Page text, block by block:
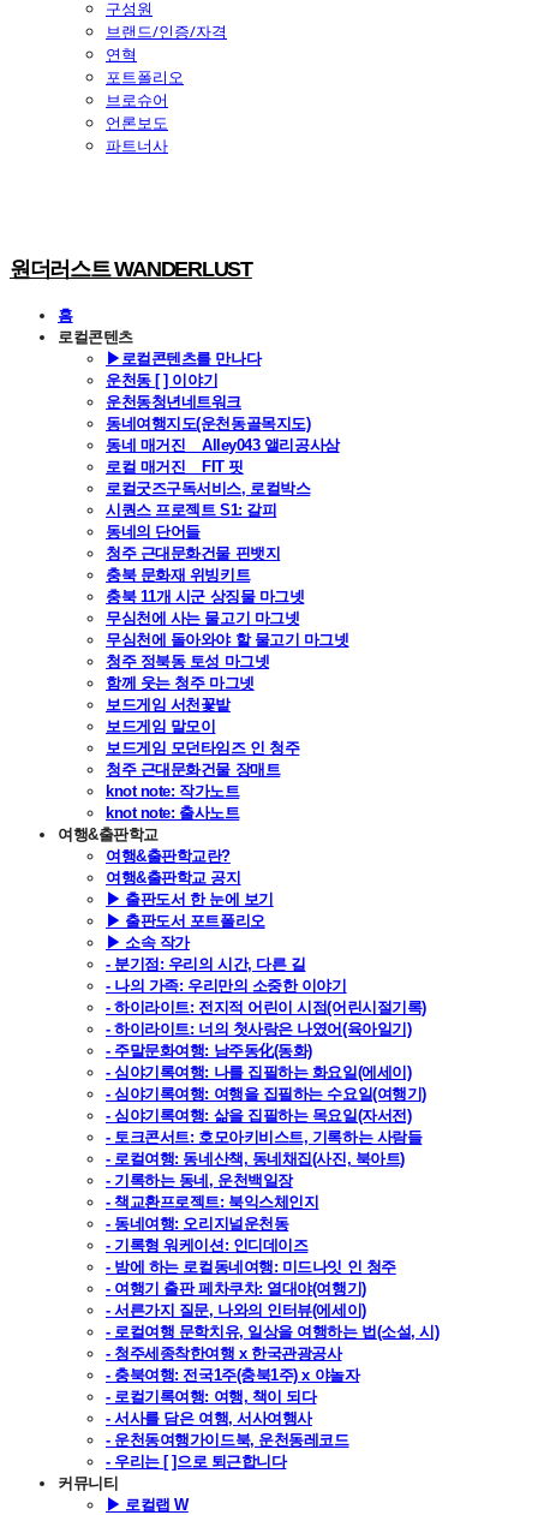
구성원
브랜드/인증/자격
연혁
포트폴리오
브로슈어
언론보도
파트너사
원더러스트 WANDERLUST
홈
로컬콘텐츠
▶로컬콘텐츠를 만나다
운천동 [ ] 이야기
운천동청년네트워크
동네여행지도(운천동골목지도)
동네 매거진 _ Alley043 앨리공사삼
로컬 매거진 _ FIT 핏
로컬굿즈구독서비스, 로컬박스
시퀀스 프로젝트 S1: 갈피
동네의 단어들
청주 근대문화건물 핀뱃지
충북 문화재 위빙키트
충북 11개 시군 상징물 마그넷
무심천에 사는 물고기 마그넷
무심천에 돌아와야 할 물고기 마그넷
청주 정북동 토성 마그넷
함께 웃는 청주 마그넷
보드게임 서천꽃밭
보드게임 말모이
보드게임 모던타임즈 인 청주
청주 근대문화건물 장매트
knot note: 작가노트
knot note: 출사노트
여행&출판학교
여행&출판학교란?
여행&출판학교 공지
▶ 출판도서 한 눈에 보기
▶ 출판도서 포트폴리오
▶ 소속 작가
- 분기점: 우리의 시간, 다른 길
- 나의 가족: 우리만의 소중한 이야기
- 하이라이트: 전지적 어린이 시점(어린시절기록)
- 하이라이트: 너의 첫사랑은 나였어(육아일기)
- 주말문화여행: 남주동化(동화)
- 심야기록여행: 나를 집필하는 화요일(에세이)
- 심야기록여행: 여행을 집필하는 수요일(여행기)
- 심야기록여행: 삶을 집필하는 목요일(자서전)
- 토크콘서트: 호모아키비스트, 기록하는 사람들
- 로컬여행: 동네산책, 동네채집(사진, 북아트)
- 기록하는 동네, 운천백일장
- 책교환프로젝트: 북익스체인지
- 동네여행: 오리지널운천동
- 기록형 워케이션: 인디데이즈
- 밤에 하는 로컬동네여행: 미드나잇 인 청주
- 여행기 출판 페차쿠차: 열대야(여행기)
- 서른가지 질문, 나와의 인터뷰(에세이)
- 로컬여행 문학치유, 일상을 여행하는 법(소설, 시)
- 청주세종착한여행 x 한국관광공사
- 충북여행: 전국1주(충북1주) x 야놀자
- 로컬기록여행: 여행, 책이 되다
- 서사를 담은 여행, 서사여행사
- 운천동여행가이드북, 운천동레코드
- 우리는 [ ]으로 퇴근합니다
커뮤니티
▶ 로컬랩 W